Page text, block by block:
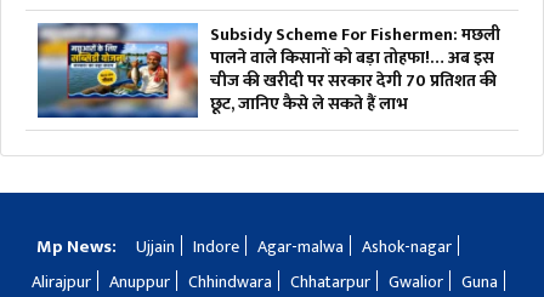
Subsidy Scheme For Fishermen: मछली
पालने वाले किसानों को बड़ा तोहफा!… अब इस
चीज की खरीदी पर सरकार देगी 70 प्रतिशत की
छूट, जानिए कैसे ले सकते हैं लाभ
Mp News: Ujjain Indore Agar-malwa
Ashok-nagar
Alirajpur
Anuppur Chhindwara Chhatarpur Gwalior
Guna